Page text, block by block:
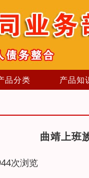
品分类 产品知
曲靖上班
次浏览